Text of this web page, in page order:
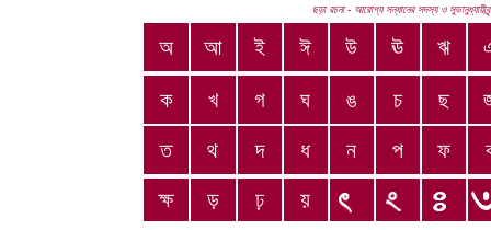
অ আ ই ঈ উ ঊ ঋ
ক খ গ ঘ ঙ চ ছ
ত থ দ ধ ন প ফ
ক্ষ ড় ঢ় য়
ছড়া রচনা - আরোগ্য সন্ধানের সদস্য ও